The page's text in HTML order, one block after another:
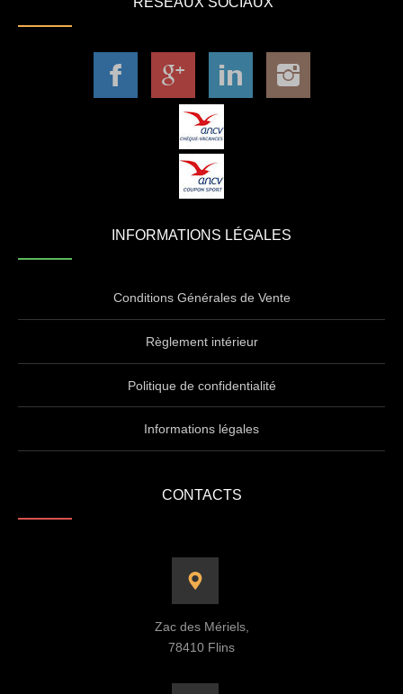
INFORMATIONS LÉGALES
Conditions Générales de Vente
Règlement intérieur
Politique de confidentialité
Informations légales
CONTACTS
Zac des Mériels,
78410 Flins